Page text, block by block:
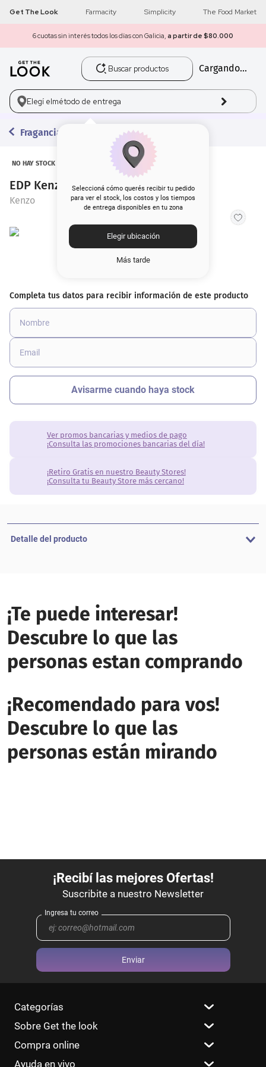
Get The Look Farmacity Simplicity The Food Market
6 cuotas sin interés todos los días con Galicia, a partir de $80.000
Buscar productos
Cargando...
Elegí elmétodo de entrega
Seleccioná cómo querés recibir tu pedido
para ver el stock, los costos y los tiempos
de entrega disponibles en tu zona
Elegir ubicación
Más tarde
Fragancias
NO HAY STOCK
EDP Kenzo World x 30 ml
Kenzo
Ver promos bancarias y medios de pago
¡Consulta las promociones bancarias del día!
¡Retiro Gratis en nuestro Beauty Stores!
¡Consulta tu Beauty Store más cercano!
Detalle del producto
¡Te puede interesar!
Descubre lo que las
personas estan comprando
¡Recomendado para vos!
Descubre lo que las
personas están mirando
Enviar
Categorías
Sobre Get the look
Compra online
Ayuda en vivo
1 get the look
2 máscara pestañas
3.
5. corrector
9. cher
nyx